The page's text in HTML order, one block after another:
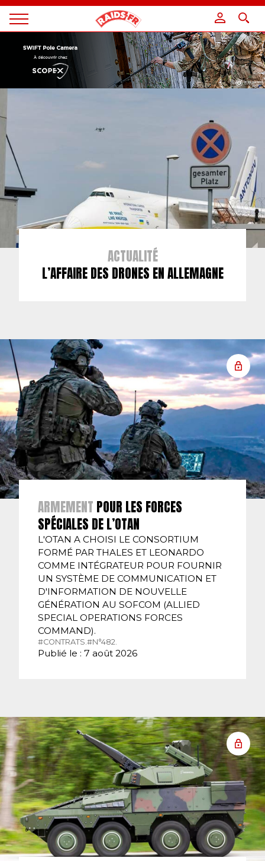
Magazine
ACTUALITÉ
L’AFFAIRE DES DRONES EN ALLEMAGNE
ARMEMENT POUR LES FORCES
SPÉCIALES DE L’OTAN
L'OTAN A CHOISI LE CONSORTIUM
FORMÉ PAR THALES ET LEONARDO
COMME INTÉGRATEUR POUR FOURNIR
UN SYSTÈME DE COMMUNICATION ET
D'INFORMATION DE NOUVELLE
GÉNÉRATION AU SOFCOM (ALLIED
SPECIAL OPERATIONS FORCES
COMMAND).
#CONTRATS. #N°482.
Publié le : 7 août 2026
Panneau de gestion des cookies